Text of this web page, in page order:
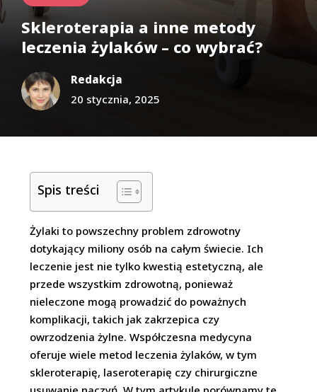
Skleroterapia a inne metody
leczenia żylaków – co wybrać?
Redakcja
20 stycznia, 2025
Spis treści
Żylaki to powszechny problem zdrowotny
dotykający miliony osób na całym świecie. Ich
leczenie jest nie tylko kwestią estetyczną, ale
przede wszystkim zdrowotną, ponieważ
nieleczone mogą prowadzić do poważnych
komplikacji, takich jak zakrzepica czy
owrzodzenia żylne. Współczesna medycyna
oferuje wiele metod leczenia żylaków, w tym
skleroterapię, laseroterapię czy chirurgiczne